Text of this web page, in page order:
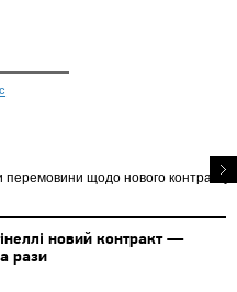
перемовини щодо нового контракту
новий контракт —
рази